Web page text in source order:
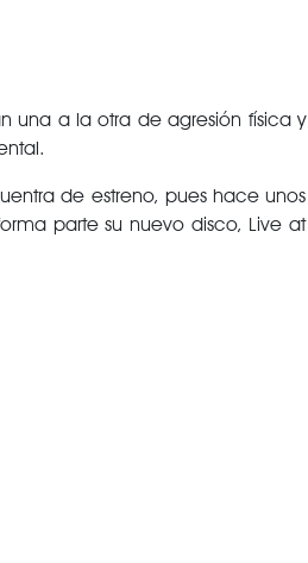
una a la otra de agresión física y
de estreno, pues hace unos
parte su nuevo disco, Live at